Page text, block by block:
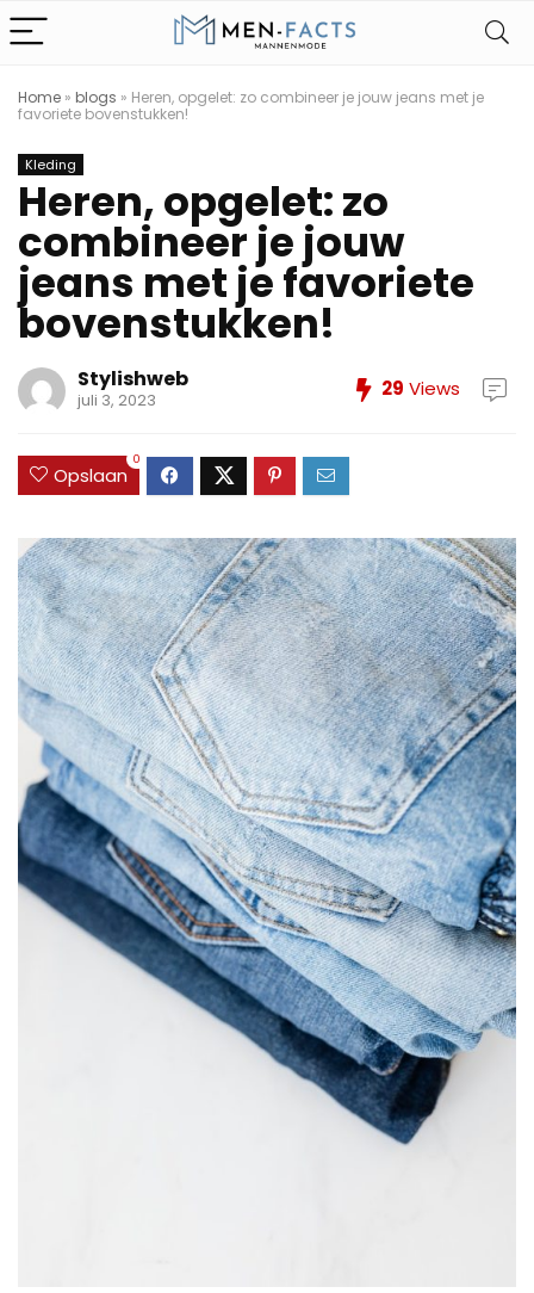
Home » blogs » Heren, opgelet: zo combineer je jouw jeans met je
favoriete bovenstukken!
Kleding
Heren, opgelet: zo
combineer je jouw
jeans met je favoriete
bovenstukken!
Stylishweb
juli 3, 2023 29 Views
Opslaan
0